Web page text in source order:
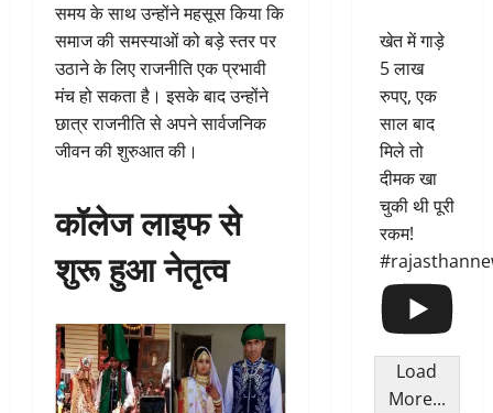
समय के साथ उन्होंने महसूस किया कि
समाज की समस्याओं को बड़े स्तर पर
उठाने के लिए राजनीति एक प्रभावी
मंच हो सकता है। इसके बाद उन्होंने
छात्र राजनीति से अपने सार्वजनिक
जीवन की शुरुआत की।
कॉलेज लाइफ से
शुरू हुआ नेतृत्व
खेत में गाड़े
5 लाख
रुपए, एक
साल बाद
मिले तो
दीमक खा
चुकी थी पूरी
रकम!
Load
More...